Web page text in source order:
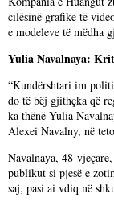
cilësinë grafike të
e modeleve të mëdha
Yulia Navalnaya:
“Kundërshtari im
do të bëj gjithçka që
ka thënë Yulia
Alexei Navalny, në
Navalnaya, 48-
publikut si pjesë e
saj, pasi ai vdiq në